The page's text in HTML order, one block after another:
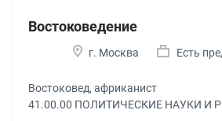
Востоковедение
г. Москва Есть
Востоковед, африканист
41.00.00 ПОЛИТИЧЕСКИЕ НАУКИ И